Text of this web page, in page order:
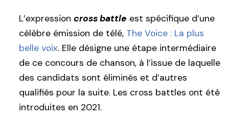
L’expression cross battle est spécifique d’une
célèbre émission de télé, The Voice : La plus
belle voix. Elle désigne une étape intermédiaire
de ce concours de chanson, à l’issue de laquelle
des candidats sont éliminés et d’autres
qualifiés pour la suite. Les cross battles ont été
introduites en 2021.